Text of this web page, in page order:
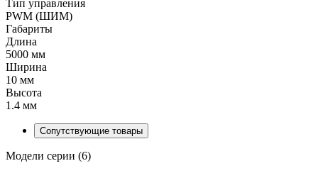
Тип управления
PWM (ШИМ)
Габариты
Длина
5000 мм
Ширина
10 мм
Высота
1.4 мм
Сопутствующие товары
Модели серии (6)